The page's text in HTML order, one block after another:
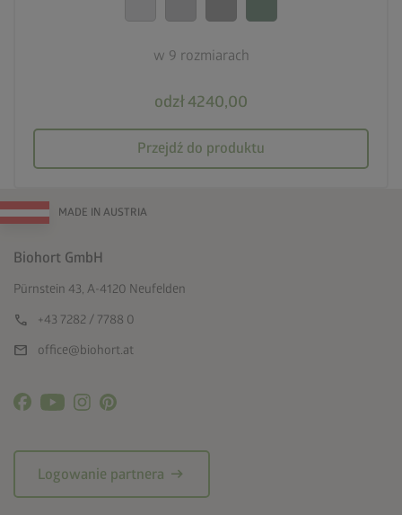
w 9 rozmiarach
odzł 4240,00
Przejdź do produktu
MADE IN AUSTRIA
Biohort GmbH
Pürnstein 43, A-4120 Neufelden
call +43 7282 / 7788 0
mail office@biohort.at
Logowanie partnera arrow_right_alt